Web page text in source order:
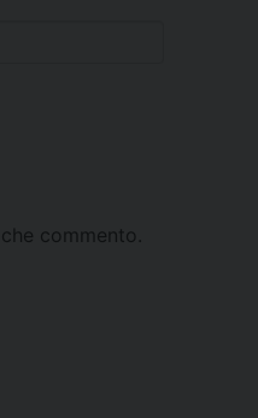
commento.